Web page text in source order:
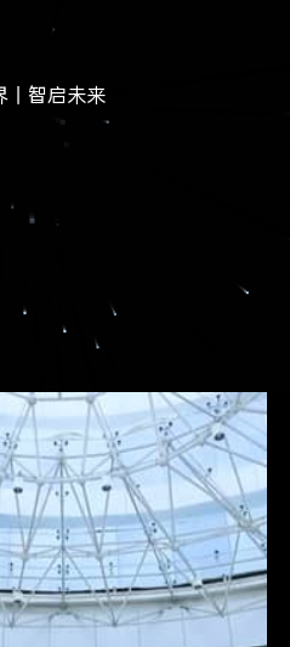
丨智启未来